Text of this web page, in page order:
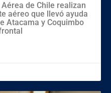
de Chile realizan
aéreo que llevó ayuda
Atacama y Coquimbo